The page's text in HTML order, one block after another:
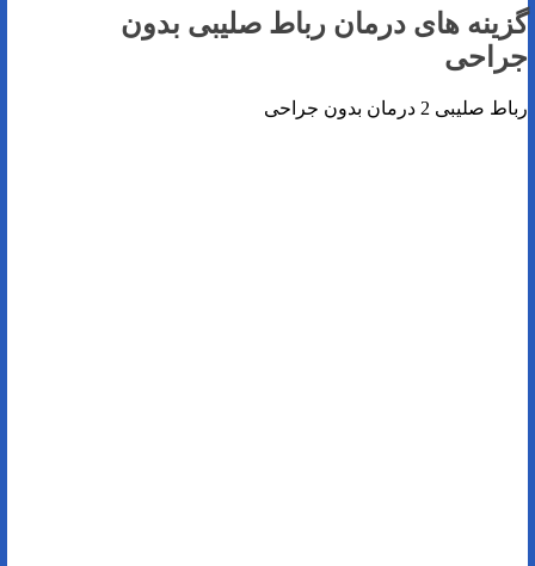
گزینه های درمان رباط صلیبی بدون
جراحی
رباط صلیبی 2 درمان بدون جراحی